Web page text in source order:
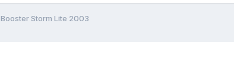
Booster Storm Lite 2003